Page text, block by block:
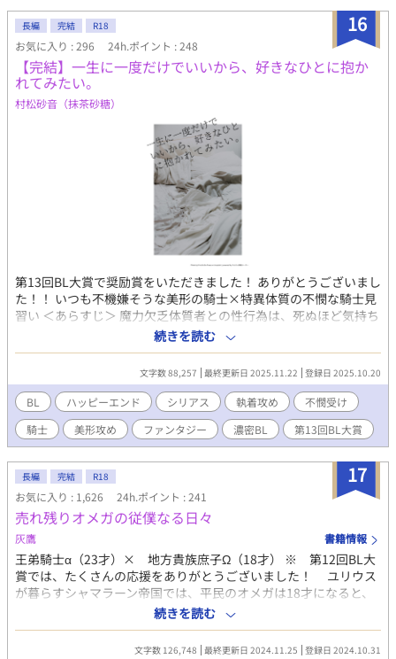
張っていた未紘だけど──？
16
長編 完結 R18
お気に入り : 296 24h.ポイント : 248
【完結】一生に一度だけでいいから、好きなひとに抱か
れてみたい。
村松砂音（抹茶砂糖）
第13回BL大賞で奨励賞をいただきました！ ありがとうございまし
た！！ いつも不機嫌そうな美形の騎士×特異体質の不憫な騎士見
習い ＜あらすじ＞ 魔力欠乏体質者との性行為は、死ぬほど気持ち
がいい。そんな噂が流れている「魔力欠乏体質」であるリュカ
は、父の命令で第二王子を誘惑するために見習い騎士として騎士
団に入る。 見習い騎士には、側仕えとして先輩騎士と宿舎で同室
となり、身の回りの世話をするという規則があり、リュカは隊長
を務めるアレックスの側仕えとなった。 いつも不機嫌そうな態度
とちぐはぐなアレックスのやさしさに触れていくにつれて、アレ
ックスに惹かれていくリュカ。 ある日、リュカの前に第二王子の
ウィルフリッドが現れ、衝撃の事実を告げてきて……。 親のいい
なりで生きてきた不憫な青年が、恋をして、しあわせをもらう物
語。 ※性描写が多めの作品になっていますのでご注意ください。
└性描写が含まれる話のサブタイトルには※をつけています。 ※
表紙は「かんたん表紙メーカー」さまで作成しました。
続きを読む
文字数 88,257 最終更新日 2025.11.22 登録日 2025.10.20
BL ハッピーエンド シリアス 執着攻め
不憫受け
騎士
美形攻め ファンタジー 濃密BL 第13回BL大賞
17
長編 完結 R18
お気に入り : 1,626 24h.ポイント : 241
売れ残りオメガの従僕なる日々
灰鷹 書籍情報
王弟騎士α（23才）× 地方貴族庶子Ω（18才） ※ 第12回BL大
賞では、たくさんの応援をありがとうございました！ ユリウス
が暮らすシャマラーン帝国では、平民のオメガは18才になると、
宮廷で開かれる選定の儀に参加することが義務付けられている。
王族の妾となるオメガを選ぶためのその儀式に参加し、誰にも選
ばれずに売れ残ったユリウスは、国王陛下から「第３王弟に謀反
続きを読む
文字数 126,748 最終更新日 2024.11.25 登録日 2024.10.31